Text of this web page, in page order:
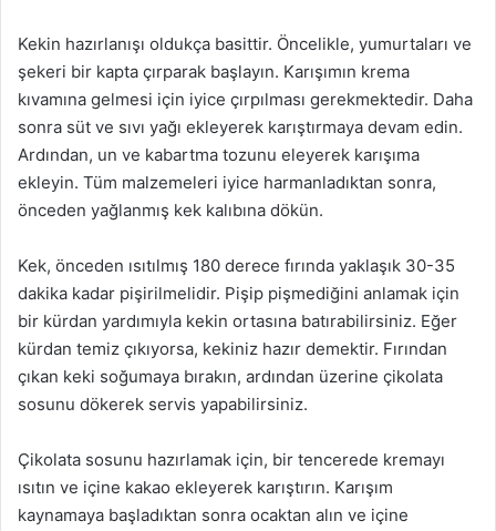
Kekin hazırlanışı oldukça basittir. Öncelikle, yumurtaları ve
şekeri bir kapta çırparak başlayın. Karışımın krema
kıvamına gelmesi için iyice çırpılması gerekmektedir. Daha
sonra süt ve sıvı yağı ekleyerek karıştırmaya devam edin.
Ardından, un ve kabartma tozunu eleyerek karışıma
ekleyin. Tüm malzemeleri iyice harmanladıktan sonra,
önceden yağlanmış kek kalıbına dökün.
Kek, önceden ısıtılmış 180 derece fırında yaklaşık 30-35
dakika kadar pişirilmelidir. Pişip pişmediğini anlamak için
bir kürdan yardımıyla kekin ortasına batırabilirsiniz. Eğer
kürdan temiz çıkıyorsa, kekiniz hazır demektir. Fırından
çıkan keki soğumaya bırakın, ardından üzerine çikolata
sosunu dökerek servis yapabilirsiniz.
Çikolata sosunu hazırlamak için, bir tencerede kremayı
ısıtın ve içine kakao ekleyerek karıştırın. Karışım
kaynamaya başladıktan sonra ocaktan alın ve içine